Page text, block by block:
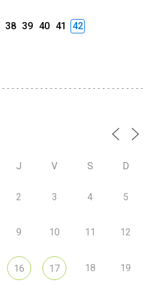
38 39 40 41 42
J V S D
2 3 4 5
9 10 11 12
16 17 18 19